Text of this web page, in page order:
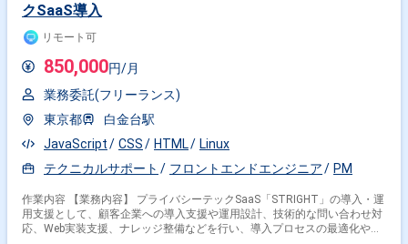
クSaaS導入
リモート可
850,000円/月
業務委託(フリーランス)
東京都
白金台駅
JavaScript
CSS HTML
Linux
テクニカルサポート
フロントエンドエンジニア PM
作業内容 【業務内容】 プライバシーテックSaaS「STRIGHT」の導入・運
用支援として、顧客企業への導入支援や運用設計、技術的な問い合わせ対
応、Web実装支援、ナレッジ整備などを行い、導入プロセスの最適化や社